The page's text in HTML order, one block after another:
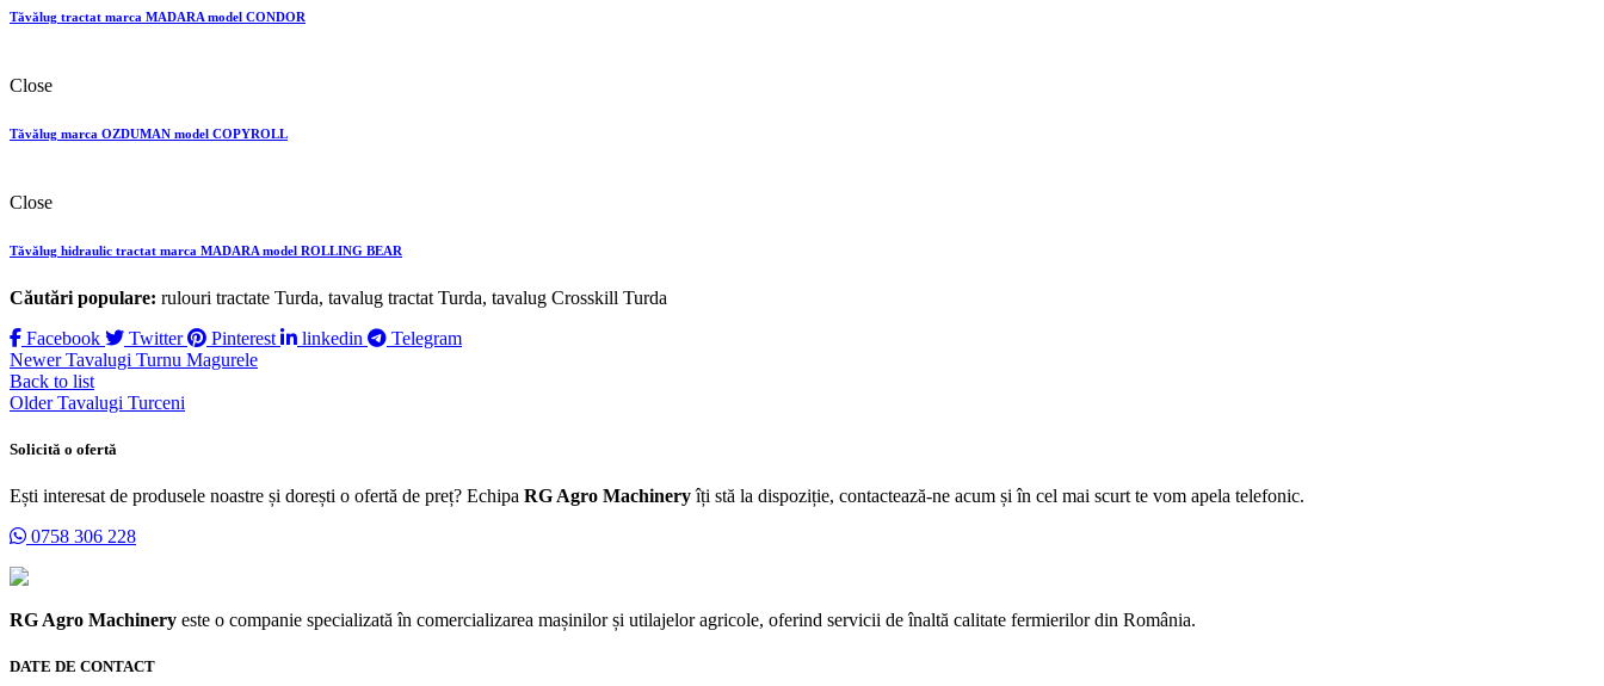
Tăvălug tractat marca MADARA model CONDOR
Close
Tăvălug marca OZDUMAN model COPYROLL
Close
Tăvălug hidraulic tractat marca MADARA model ROLLING BEAR
Căutări populare: rulouri tractate Turda, tavalug tractat Turda, tavalug Crosskill Turda
Facebook
Twitter Pinterest linkedin
Telegram
Newer Tavalugi Turnu Magurele
Back to list
Older Tavalugi Turceni
Solicită o ofertă
Ești interesat de produsele noastre și dorești o ofertă de preț? Echipa RG Agro Machineryîți stă la dispoziție, contactează-ne acum și în cel mai scurt te vom apela telefonic.
0758 306 228
RG Agro Machinery este o companie specializată în comercializarea mașinilor și utilajelor agricole, oferind servicii de înaltă calitate fermierilor din România.
DATE DE CONTACT